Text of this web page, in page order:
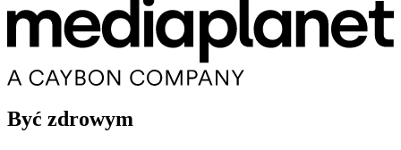
Być zdrowym